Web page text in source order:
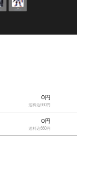
0円
送料込660円
0円
送料込660円